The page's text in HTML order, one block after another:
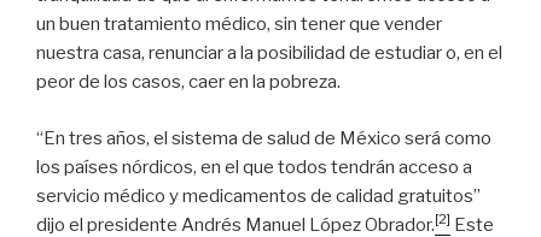
un buen tratamiento médico, sin tener que vender
nuestra casa, renunciar a la posibilidad de estudiar o, en el
peor de los casos, caer en la pobreza.
“En tres años, el sistema de salud de México será como
los países nórdicos, en el que todos tendrán acceso a
servicio médico y medicamentos de calidad gratuitos”
dijo el presidente Andrés Manuel López Obrador.[2] Este